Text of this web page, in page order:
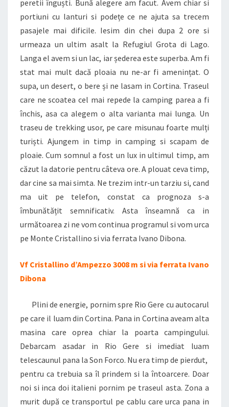
peretii înguști. Bună alegere am facut. Avem chiar si
portiuni cu lanturi si podețe ce ne ajuta sa trecem
pasajele mai dificile. Iesim din chei dupa 2 ore si
urmeaza un ultim asalt la Refugiul Grota di Lago.
Langa el avem si un lac, iar șederea este superba. Am fi
stat mai mult dacă ploaia nu ne-ar fi amenințat. O
supa, un desert, o bere și ne lasam in Cortina. Traseul
care ne scoatea cel mai repede la camping parea a fi
închis, asa ca alegem o alta varianta mai lunga. Un
traseu de trekking usor, pe care misunau foarte mulți
turiști. Ajungem in timp in camping si scapam de
ploaie. Cum somnul a fost un lux in ultimul timp, am
căzut la datorie pentru câteva ore. A plouat ceva timp,
dar cine sa mai simta. Ne trezim intr-un tarziu si, cand
ma uit pe telefon, constat ca prognoza s-a
îmbunătățit semnificativ. Asta înseamnă ca in
următoarea zi ne vom continua programul si vom urca
pe Monte Cristallino si via ferrata Ivano Dibona.
Vf Cristallino d’Ampezzo 3008 m si via ferrata Ivano
Dibona
Plini de energie, pornim spre Rio Gere cu autocarul
pe care il luam din Cortina. Pana in Cortina aveam alta
masina care oprea chiar la poarta campingului.
Debarcam asadar in Rio Gere si imediat luam
telescaunul pana la Son Forco. Nu era timp de pierdut,
pentru ca trebuia sa îl prindem si la întoarcere. Doar
noi si inca doi italieni pornim pe traseul asta. Zona a
murit după ce transportul pe cablu care urca pana in